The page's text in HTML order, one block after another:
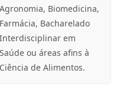
Agronomia, Biomedicina,
Farmácia, Bacharelado
Interdisciplinar em
Saúde ou áreas afins à
Ciência de Alimentos.